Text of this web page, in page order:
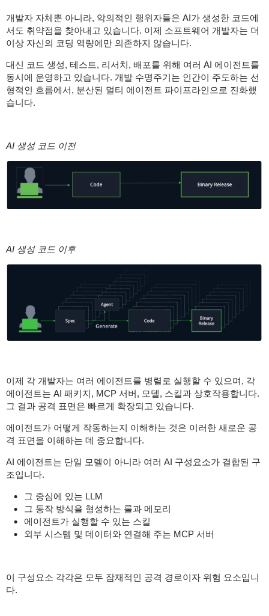
개발자 자체뿐 아니라, 악의적인 행위자들은 AI가 생성한 코드에
서도 취약점을 찾아내고 있습니다. 이제 소프트웨어 개발자는 더
이상 자신의 코딩 역량에만 의존하지 않습니다.
대신 코드 생성, 테스트, 리서치, 배포를 위해 여러 AI 에이전트를
동시에 운영하고 있습니다. 개발 수명주기는 인간이 주도하는 선
형적인 흐름에서, 분산된 멀티 에이전트 파이프라인으로 진화했
습니다.
AI 생성 코드 이전
AI 생성 코드 이후
이제 각 개발자는 여러 에이전트를 병렬로 실행할 수 있으며, 각
에이전트는 AI 패키지, MCP 서버, 모델, 스킬과 상호작용합니다.
그 결과 공격 표면은 빠르게 확장되고 있습니다.
에이전트가 어떻게 작동하는지 이해하는 것은 이러한 새로운 공
격 표면을 이해하는 데 중요합니다.
AI 에이전트는 단일 모델이 아니라 여러 AI 구성요소가 결합된 구
조입니다.
그 중심에 있는 LLM
그 동작 방식을 형성하는 룰과 메모리
에이전트가 실행할 수 있는 스킬
외부 시스템 및 데이터와 연결해 주는 MCP 서버
이 구성요소 각각은 모두 잠재적인 공격 경로이자 위험 요소입니
다.